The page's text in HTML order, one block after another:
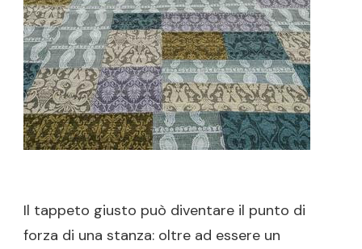
Il tappeto giusto può diventare il punto di
forza di una stanza: oltre ad essere un